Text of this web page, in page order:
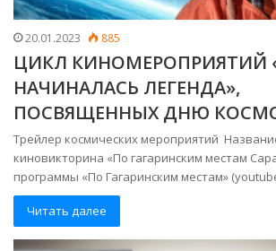
20.01.2023 885
ЦИКЛ КИНОМЕРОПРИЯТИЙ
НАЧИНАЛАСЬ ЛЕГЕНДА»,
ПОСВЯЩЕННЫХ ДНЮ
Трейлер космических мероприятий
киновикторина «По гагаринским местам
программы «По Гагаринским местам»
Читать далее